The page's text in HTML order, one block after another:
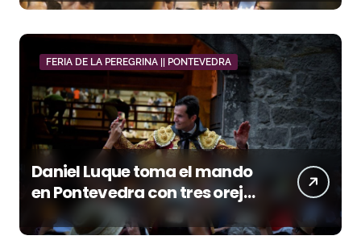
FERIA DE LA PEREGRINA || PONTEVEDRA
Daniel Luque toma el mando
en Pontevedra con tres orejas
y una Puerta Grande de peso